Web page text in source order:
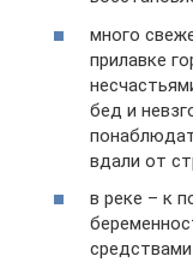
много
прилавке
бед и
вдали от
в реке – к